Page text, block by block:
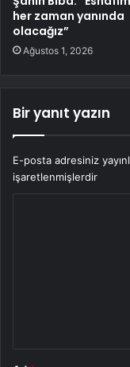
her zaman yanında
olacağız”
Ağustos 1, 2026
Bir yanıt yazın
E-posta adresiniz
işaretlenmişlerdir